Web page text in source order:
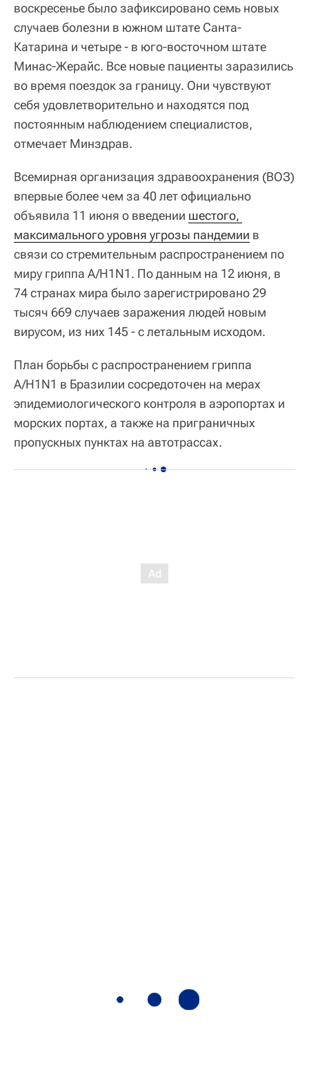
воскресенье было зафиксировано семь новых
случаев болезни в южном штате Санта-
Катарина и четыре - в юго-восточном штате
Минас-Жерайс. Все новые пациенты заразились
во время поездок за границу. Они чувствуют
себя удовлетворительно и находятся под
постоянным наблюдением специалистов,
отмечает Минздрав.
Всемирная организация здравоохранения (ВОЗ)
впервые более чем за 40 лет официально
объявила 11 июня о введении шестого,
максимального уровня угрозы пандемии в
связи со стремительным распространением по
миру гриппа A/H1N1. По данным на 12 июня, в
74 странах мира было зарегистрировано 29
тысяч 669 случаев заражения людей новым
вирусом, из них 145 - с летальным исходом.
План борьбы с распространением гриппа
A/H1N1 в Бразилии сосредоточен на мерах
эпидемиологического контроля в аэропортах и
морских портах, а также на приграничных
пропускных пунктах на автотрассах.